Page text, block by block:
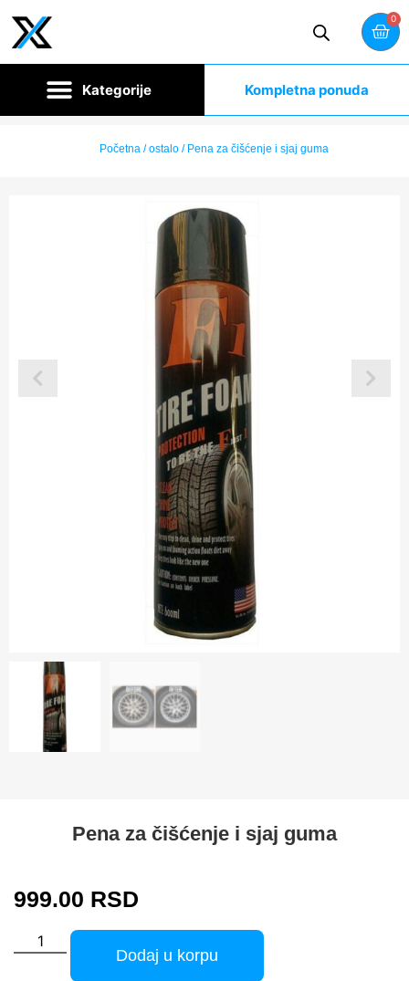
0
Kompletna ponuda
Početna/ostalo/ Pena za čišćenje i sjaj guma
Pena za čišćenje i sjaj guma
999.00 RSD
Dodaj u korpu